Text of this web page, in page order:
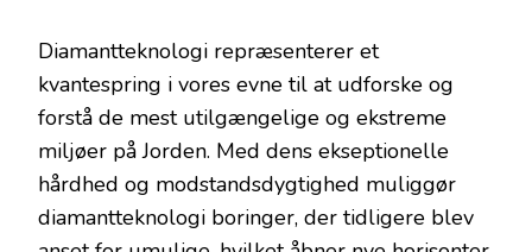
Diamantteknologi repræsenterer et
kvantespring i vores evne til at udforske og
forstå de mest utilgængelige og ekstreme
miljøer på Jorden. Med dens ekseptionelle
hårdhed og modstandsdygtighed muliggør
diamantteknologi boringer, der tidligere blev